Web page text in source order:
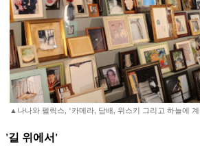
▲나나와 펠릭스, ‘카메라, 담배, 위스키 그리고 하늘에
'길 위에서'